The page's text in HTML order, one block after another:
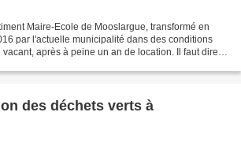
Maire-Ecole de Mooslargue, transformé en
par l'actuelle municipalité dans des conditions
après à peine un an de location. Il faut dire
des déchets verts à